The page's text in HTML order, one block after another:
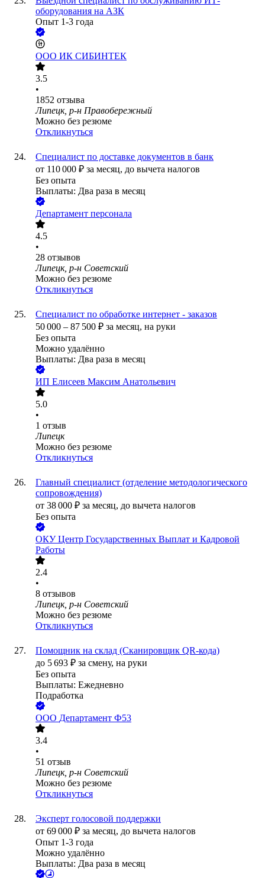
оборудования на АЗК
Опыт 1-3 года
ООО ИК СИБИНТЕК
3.5
•
1852 отзыва
Липецк, р-н Правобережный
Можно без резюме
Откликнуться
Специалист по доставке документов в банк
от 110 000 ₽ за месяц, до вычета налогов
Без опыта
Выплаты: Два раза в месяц
Департамент персонала
4.5
•
28 отзывов
Липецк, р-н Советский
Можно без резюме
Откликнуться
Специалист по обработке интернет - заказов
50 000 – 87 500 ₽ за месяц, на руки
Без опыта
Можно удалённо
Выплаты: Два раза в месяц
ИП Елисеев Максим Анатольевич
5.0
•
1 отзыв
Липецк
Можно без резюме
Откликнуться
Главный специалист (отделение методологического
сопровождения)
от 38 000 ₽ за месяц, до вычета налогов
Без опыта
ОКУ Центр Государственных Выплат и Кадровой
Работы
2.4
•
8 отзывов
Липецк, р-н Советский
Можно без резюме
Откликнуться
Помощник на склад (Сканировщик QR-кода)
до 5 693 ₽ за смену, на руки
Без опыта
Выплаты: Ежедневно
Подработка
ООО Департамент Ф53
3.4
•
51 отзыв
Липецк, р-н Советский
Можно без резюме
Откликнуться
Эксперт голосовой поддержки
от 69 000 ₽ за месяц, до вычета налогов
Опыт 1-3 года
Можно удалённо
Выплаты: Два раза в месяц